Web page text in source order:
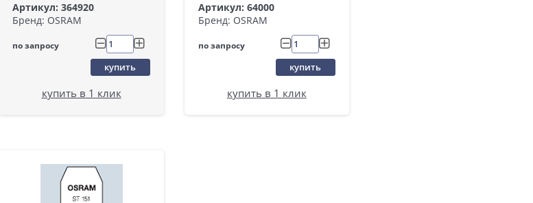
Артикул: 364920
Бренд: OSRAM
по запросу
купить
купить в 1 клик
Артикул: 64000
Бренд: OSRAM
по запросу
купить
купить в 1 клик